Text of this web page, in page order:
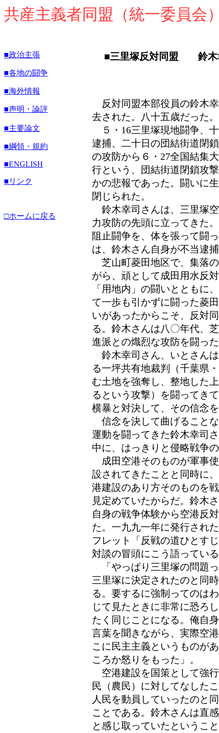
共産主義者同盟（統一委員会
■政治主張
■各地の闘争
■海外情報
■声明・論評
■主要論文
■綱領・規約
■ENGLISH
■リンク
□ホームに戻る
■三里塚反対同盟 鈴木
反対同盟本部役員の鈴木
去された。八十五歳だった。
５・16三里塚現地闘争、
逮捕、二十日の団結街道閉
の攻防から６・27全国結集
行という、団結街道閉鎖攻
かの悲報であった。闘いに
閉じられた。
鈴木幸司さんは、三里塚
力攻防の先頭に立ってきた
阻止闘争を、体を張って闘
は、鈴木さん自身が不当逮
芝山町菱田地区で、集落
がら、頑として成田用水反
「用地内」の闘いとともに
て一歩も引かずに闘った菱
いがあったからこそ、反対
る。鈴木さんは八〇年代、
進派との熾烈な攻防を闘っ
鈴木幸司さん、いとさん
る一坪共有地裁判（千葉県
む土地を強奪し、整地した
るという攻撃）を闘ってき
横暴と対決して、その信念
信念を決して曲げること
運動を闘ってきた鈴木幸司
中に、はっきりと侵略戦争
成田空港そのものが軍事
設されてきたことと同時に
港建設のあり方そのものを
見定めていたからだ。鈴木
自身の戦争体験から空港反
た。一九九一年に発行され
フレット「反戦の道ひとす
対談の冒頭にこう語ってい
「やっぱり三里塚の問題
三里塚に決定されたのと同
る。要するに強制ってのは
じて見たときに非常に恐ろ
たく同じことになる。俺自
言葉を聞きながら、実際空
こに民主主義というものが
ころか怒りをもった」。
空港建設を国策として強
民（農民）に対してなした
人民を動員していったのと
ことである。鈴木さんは直
と感じ取っていたというこ